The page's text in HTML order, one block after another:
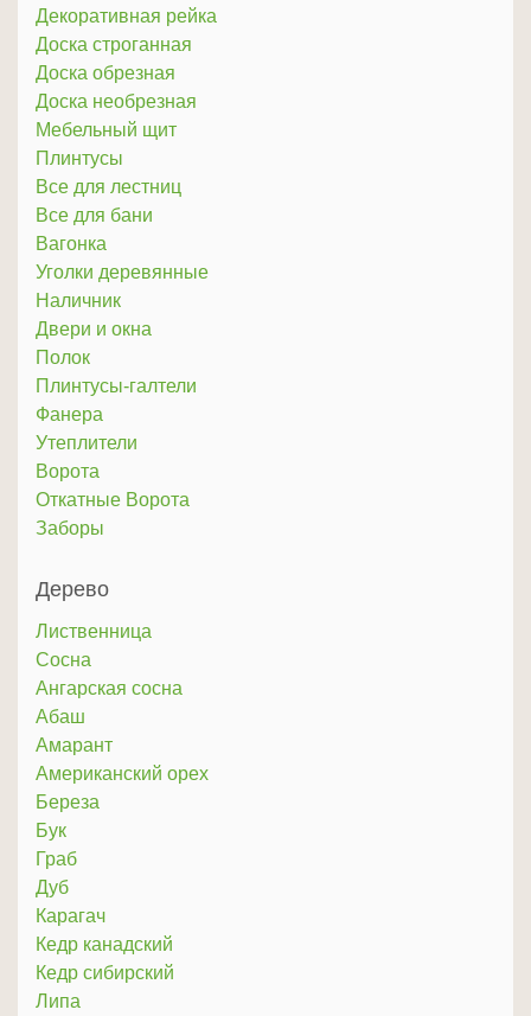
Декоративная рейка
Доска строганная
Доска обрезная
Доска необрезная
Мебельный щит
Плинтусы
Все для лестниц
Все для бани
Вагонка
Уголки деревянные
Наличник
Двери и окна
Полок
Плинтусы-галтели
Фанера
Утеплители
Ворота
Откатные Ворота
Заборы
Дерево
Лиственница
Сосна
Ангарская сосна
Абаш
Амарант
Американский орех
Береза
Бук
Граб
Дуб
Карагач
Кедр канадский
Кедр сибирский
Липа